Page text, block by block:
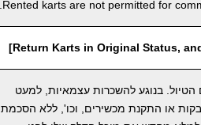
Rented karts are not permitted for
הטיול. בנוגע להשכרות עצמאיות, למעט
או התקנת מכשירים, וכו', ללא הסכמת